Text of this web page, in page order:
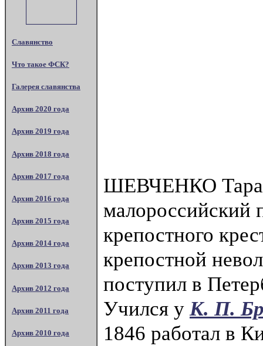
Славянство
Что такое ФСК?
Галерея славянства
Архив 2020 года
Архив 2019 года
Архив 2018 года
Архив 2017 года
Архив 2016 года
Архив 2015 года
Архив 2014 года
Архив 2013 года
Архив 2012 года
Архив 2011 года
Архив 2010 года
ШЕВЧЕНКО Тарас
малороссийский
крепостного
крепостной
поступил в
Учился уК. П.
1846 работал в